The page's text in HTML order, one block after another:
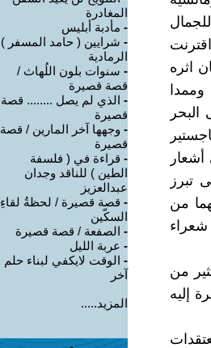
اثره
تبرز
من
شعراء
من
إليه
المغادرة
- مأدبة أبليس
- شرايين ( حامد المسفر )
الرمادية
- سنوات بلون اللُهاث /
قصة قصيرة
- الذي لم يصل ........ قصة
قصيرة
- وجهها آخر المارين / قصة
قصيرة
- قراءة في ( فلسفة
الطين ) للناقد وجدان
عبدالعزيز
- قصة قصيرة / لحظةُ لقاءِ
السكّين
- الصفعة / قصة قصيرة
- عربة الليل
- الوقت لايكفي لبناء حلم
آخر
المزيد.....